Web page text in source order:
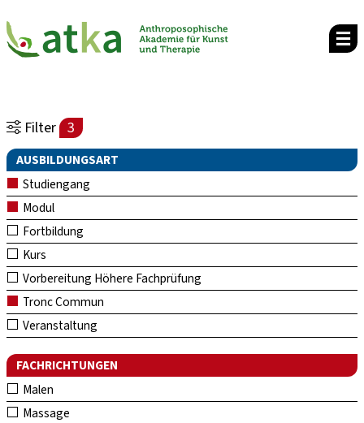
Filter 3
AUSBILDUNGSART
Studiengang
Modul
Fortbildung
Kurs
Vorbereitung Höhere Fachprüfung
Tronc Commun
Veranstaltung
FACHRICHTUNGEN
Malen
Massage